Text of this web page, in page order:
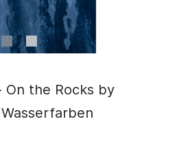
the Rocks by